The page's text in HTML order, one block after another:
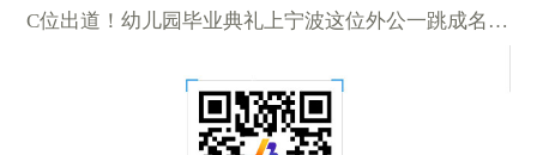
C位出道！幼儿园毕业典礼上宁波这位外公一跳成名 视频火了